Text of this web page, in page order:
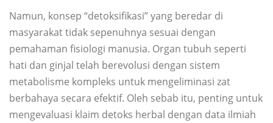
Namun, konsep “detoksifikasi” yang beredar di
masyarakat tidak sepenuhnya sesuai dengan
pemahaman fisiologi manusia. Organ tubuh seperti
hati dan ginjal telah berevolusi dengan sistem
metabolisme kompleks untuk mengeliminasi zat
berbahaya secara efektif. Oleh sebab itu, penting untuk
mengevaluasi klaim detoks herbal dengan data ilmiah